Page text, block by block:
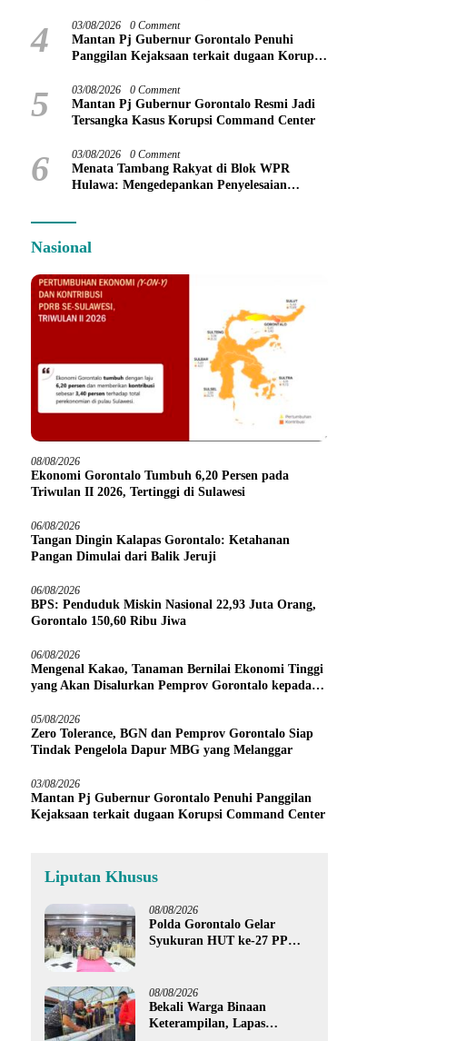
4 03/08/2026 0 Comment
Mantan Pj Gubernur Gorontalo Penuhi
Panggilan Kejaksaan terkait dugaan Korupsi
5 03/08/2026 0 Comment
Mantan Pj Gubernur Gorontalo Resmi Jadi
Tersangka Kasus Korupsi Command Center
6 03/08/2026 0 Comment
Menata Tambang Rakyat di Blok WPR
Hulawa: Mengedepankan Penyelesaian
Nasional
08/08/2026
Ekonomi Gorontalo Tumbuh 6,20 Persen pada
Triwulan II 2026, Tertinggi di Sulawesi
06/08/2026
Tangan Dingin Kalapas Gorontalo: Ketahanan
Pangan Dimulai dari Balik Jeruji
06/08/2026
BPS: Penduduk Miskin Nasional 22,93 Juta Orang,
Gorontalo 150,60 Ribu Jiwa
06/08/2026
Mengenal Kakao, Tanaman Bernilai Ekonomi Tinggi
yang Akan Disalurkan Pemprov Gorontalo kepada
05/08/2026
Zero Tolerance, BGN dan Pemprov Gorontalo Siap
Tindak Pengelola Dapur MBG yang Melanggar
03/08/2026
Mantan Pj Gubernur Gorontalo Penuhi Panggilan
Kejaksaan terkait dugaan Korupsi Command Center
Liputan Khusus
08/08/2026
Polda Gorontalo Gelar
Syukuran HUT ke-27 PP
08/08/2026
Bekali Warga Binaan
Keterampilan, Lapas